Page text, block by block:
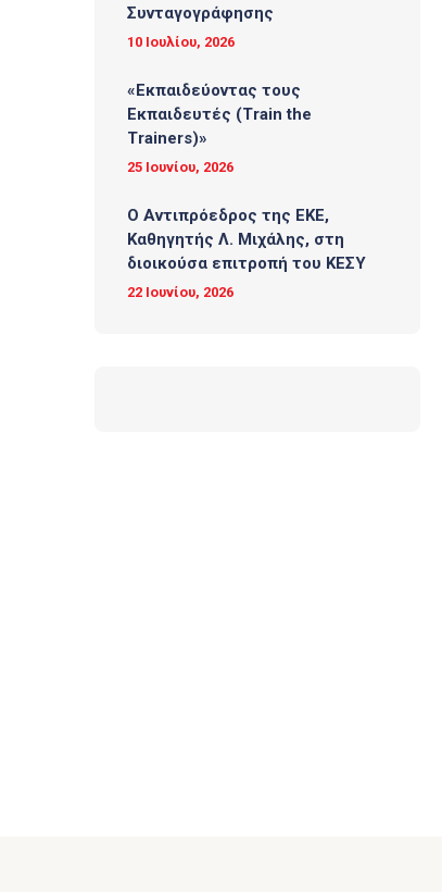
Συνταγογράφησης
10 Ιουλίου, 2026
«Εκπαιδεύοντας τους
Εκπαιδευτές (Τrain the
Trainers)»
25 Ιουνίου, 2026
O Αντιπρόεδρος της ΕΚΕ,
Καθηγητής Λ. Μιχάλης, στη
διοικούσα επιτροπή του ΚΕΣΥ
22 Ιουνίου, 2026